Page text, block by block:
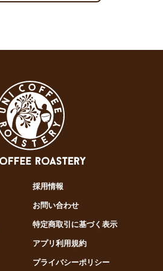
採用情報
お問い合わせ
特定商取引に基づく表示
アプリ利用規約
プライバシーポリシー